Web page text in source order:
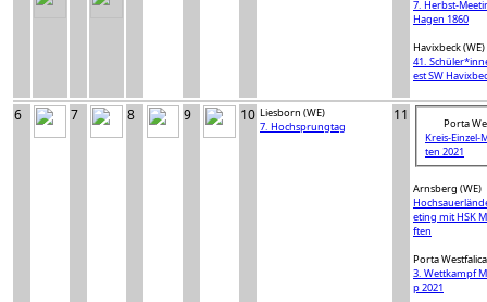
7. Herbst-
Hagen 1860
Havixbeck (WE)
41.
est SW
6 7 8 9 10 Liesborn (WE)
7. Hochsprungtag
11
Porta
Kreis-Einzel-
ten 2021
Arnsberg (WE)
eting mit HSK
ften
Porta
3. Wettkampf
p 2021